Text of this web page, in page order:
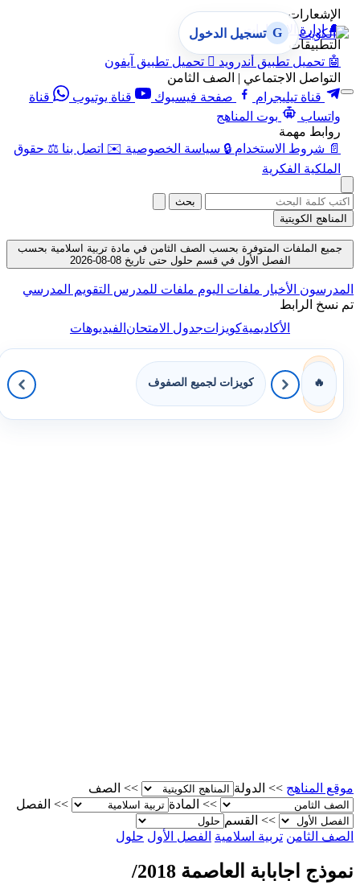
الإشعارات
🔔 إدارة الإشعارات
التطبيقات
تحميل تطبيق أندرويد  تحميل تطبيق آيفون
التواصل الاجتماعي | الصف الثامن
قناة تيليجرام
صفحة فيسبوك قناة يوتيوب
قناة
واتساب
بوت المناهج
روابط مهمة
شروط الاستخدام 🔒 سياسة الخصوصية ✉️ اتصل بنا ⚖️ حقوق
الملكية الفكرية
G تسجيل الدخول
بحث
المناهج الكويتية
جميع الملفات المتوفرة بحسب الصف الثامن في مادة تربية اسلامية بحسب
الفصل الأول في قسم حلول حتى تاريخ 08-08-2026
الأخبارملفات اليومملفات للمدرسالتقويم المدرسي
نسخ الرابط
الأكاديميةكويزاتجدول الامتحانالفيديوهات
كويزات لجميع الصفوف
المناهج >> الدولة >> الصف
>> المادة >> الفصل
>> القسم
الثامن تربية اسلامية الفصل الأول حلول
اجابابة العاصمة 2018/